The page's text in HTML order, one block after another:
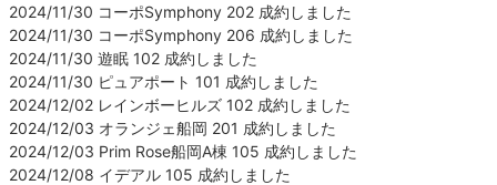
2024/11/30 コーポSymphony 202 成約しました
2024/11/30 コーポSymphony 206 成約しました
2024/11/30 遊眠 102 成約しました
2024/11/30 ピュアポート 101 成約しました
2024/12/02 レインボーヒルズ 102 成約しました
2024/12/03 オランジェ船岡 201 成約しました
2024/12/03 Prim Rose船岡A棟 105 成約しました
2024/12/08 イデアル 105 成約しました